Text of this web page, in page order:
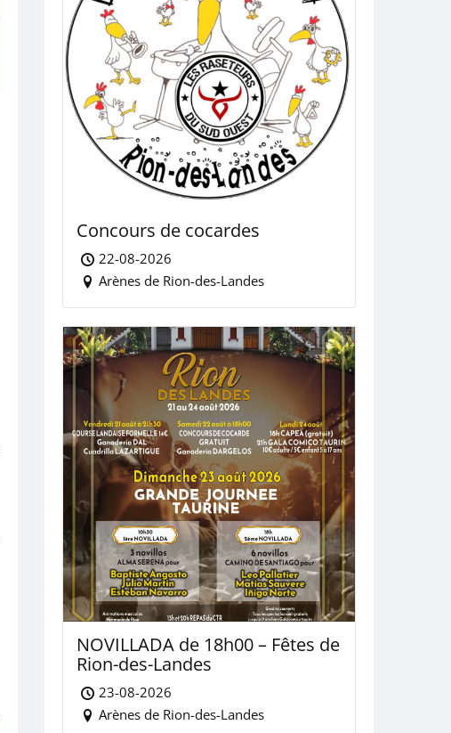
Concours de cocardes
22-08-2026
Arènes de Rion-des-Landes
NOVILLADA de 18h00 – Fêtes de
Rion-des-Landes
23-08-2026
Arènes de Rion-des-Landes